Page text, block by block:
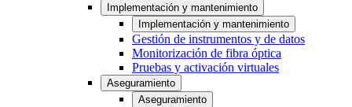
Implementación y mantenimiento
Implementación y mantenimiento
Gestión de instrumentos y de datos
Monitorización de fibra óptica
Pruebas y activación virtuales
Aseguramiento
Aseguramiento